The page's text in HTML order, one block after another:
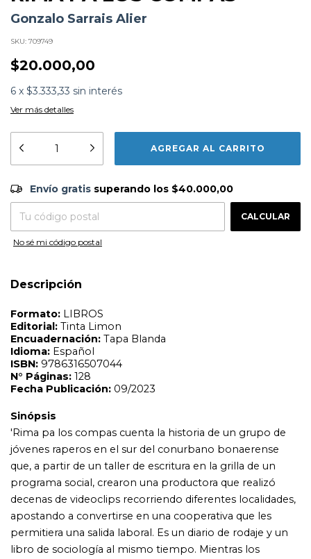
Gonzalo Sarrais Alier
SKU: 709749
$20.000,00
6 x $3.333,33 sin interés
Ver más detalles
Envío gratis $40.000,00
Entregas para el CP: CAMBIAR CP
Envío gratis superando los $40.000,00
CALCULAR
No sé mi código postal
Descripción
Formato:
LIBROS
Editorial:Tinta Limon
Idioma:
Español
ISBN:9786316507044
N°Páginas:128
Fecha Publicación:09/2023
Sinópsis
que, a partir de un taller de escritura en la grilla de un
programa social, crearon una productora que realizó
apostando a convertirse en una cooperativa que les
permitiera una salida laboral. Es un diario de rodaje y un
libro de sociología al mismo tiempo. Mientras los
capítulos del libro recorren el fuera de plano de esos
videos, se arma una cartografía de las vidas populares en
la pospandemia que muestra cómo se fueron limitando
en común, inaugurando una nueva geografía barrial.
Rima es también una investigación acerca del vínculo
entre juventud y memoria. Van apareciendo en el relato
algunos protagonistas que ya no están pero que se
encuentran presentes en los murales del barrio 2 de Abril
de Rafael Calzada y en estas infinitas canciones de rap.'